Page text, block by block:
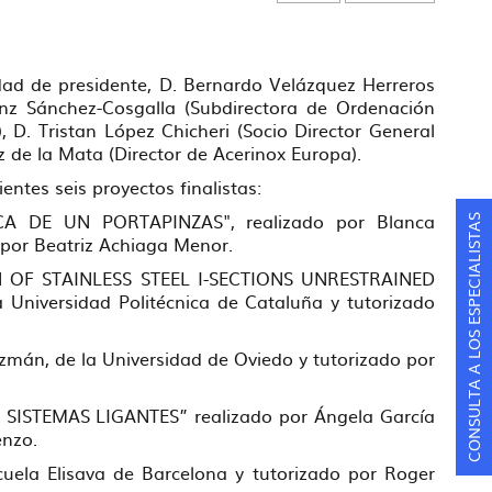
de presidente, D. Bernardo Velázquez Herreros
Sánchez-Cosgalla (Subdirectora de Ordenación
Tristan López Chicheri (Socio Director General
la Mata (Director de Acerinox Europa).
seis proyectos finalistas:
DE UN PORTAPINZAS", realizado por Blanca
Beatriz Achiaga Menor.
STAINLESS STEEL I-SECTIONS UNRESTRAINED
Politécnica de Cataluña y tutorizado
de la Universidad de Oviedo y tutorizado por
LIGANTES” realizado por Ángela García
Elisava de Barcelona y tutorizado por Roger
CONSULTA A LOS ESPECIALISTAS